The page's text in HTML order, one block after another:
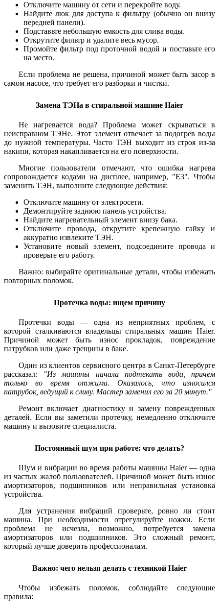
Отключите машину от сети и перекройте воду.
Найдите люк для доступа к фильтру (обычно он внизу
передней панели).
Подставьте небольшую емкость для слива воды.
Открутите фильтр и удалите весь мусор.
Промойте фильтр под проточной водой и поставьте его
на место.
Если проблема не решена, причиной может быть засор в
самом насосе, что требует его разборки и чистки.
Замена ТЭНа в стиральной машине Haier
Не нагревается вода? Проблема может скрываться в
неисправном ТЭНе. Этот элемент отвечает за подогрев воды
до нужной температуры. Часто ТЭН выходит из строя из-за
накипи, которая накапливается на его поверхности.
Многие пользователи отмечают, что ошибка нагрева
сопровождается кодами на дисплее, например, "E3". Чтобы
заменить ТЭН, выполните следующие действия:
Отключите машину от электросети.
Демонтируйте заднюю панель устройства.
Найдите нагревательный элемент внизу бака.
Отключите провода, открутите крепежную гайку и
аккуратно извлеките ТЭН.
Установите новый элемент, подсоедините провода и
проверьте его работу.
Важно: выбирайте оригинальные детали, чтобы избежать
повторных поломок.
Протечка воды: ищем причину
Протечки воды — одна из неприятных проблем, с
которой сталкиваются владельцы стиральных машин Haier.
Причиной может быть износ прокладок, повреждение
патрубков или даже трещины в баке.
Один из клиентов сервисного центра в Санкт-Петербурге
рассказал:
"Из машины начала подтекать вода, причем
только во время отжима. Оказалось, что износился
патрубок, ведущий к сливу. Мастер заменил его за 20 минут."
Ремонт включает диагностику и замену поврежденных
деталей. Если вы заметили протечку, немедленно отключите
машину и вызовите специалиста.
Постоянный шум при работе: что делать?
Шум и вибрации во время работы машины Haier — одна
из частых жалоб пользователей. Причиной может быть износ
амортизаторов, подшипников или неправильная установка
устройства.
Для устранения вибраций проверьте, ровно ли стоит
машина. При необходимости отрегулируйте ножки. Если
проблема не исчезла, возможно, потребуется замена
амортизаторов или подшипников. Это сложный ремонт,
который лучше доверить профессионалам.
Важно: чего нельзя делать с техникой Haier
Чтобы избежать поломок, соблюдайте следующие
правила: